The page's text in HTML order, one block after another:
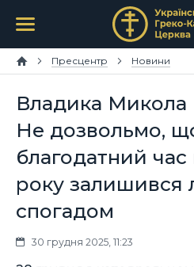
Пресцентр Новини
Владика Микола
Не дозвольмо,
благодатний час
року залишився
спогадом
30 грудня 2025, 11:23